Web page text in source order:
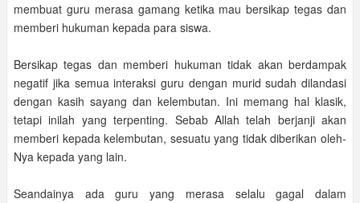
membuat guru merasa gamang ketika mau bersikap tegas dan
memberi hukuman kepada para siswa.
Bersikap tegas dan memberi hukuman tidak akan berdampak
negatif jika semua interaksi guru dengan murid sudah dilandasi
dengan kasih sayang dan kelembutan. Ini memang hal klasik,
tetapi inilah yang terpenting. Sebab Allah telah berjanji akan
memberi kepada kelembutan, sesuatu yang tidak diberikan oleh-
Nya kepada yang lain.
Seandainya ada guru yang merasa selalu gagal dalam